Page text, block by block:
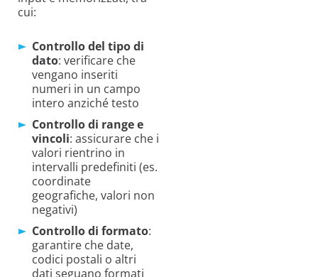
cui:
Controllo del tipo di
dato: verificare che
vengano inseriti
numeri in un campo
intero anziché testo
Controllo di range e
vincoli: assicurare che i
valori rientrino in
intervalli predefiniti (es.
coordinate
geografiche, valori non
negativi)
Controllo di formato:
garantire che date,
codici postali o altri
dati seguano formati